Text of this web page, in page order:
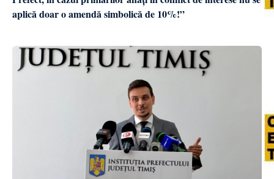
aplică doar o amendă simbolică de 10%!”